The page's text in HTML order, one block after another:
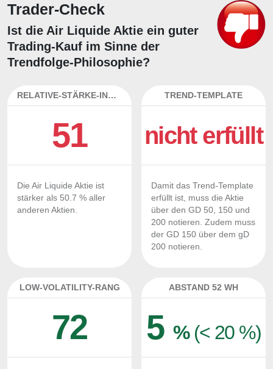
Trader-Check
Ist die Air Liquide Aktie ein guter
Trading-Kauf im Sinne der
Trendfolge-Philosophie?
RELATIVE-STÄRKE-INDEX
51
Die Air Liquide Aktie ist
stärker als 50.7 % aller
anderen Aktien.
TREND-TEMPLATE
nicht erfüllt
Damit das Trend-Template
erfüllt ist, muss die Aktie
über den GD 50, 150 und
200 notieren. Zudem muss
der GD 150 über dem gD
200 notieren.
LOW-VOLATILITY-RANG
72
ABSTAND 52 WH
5 % (< 20 %)